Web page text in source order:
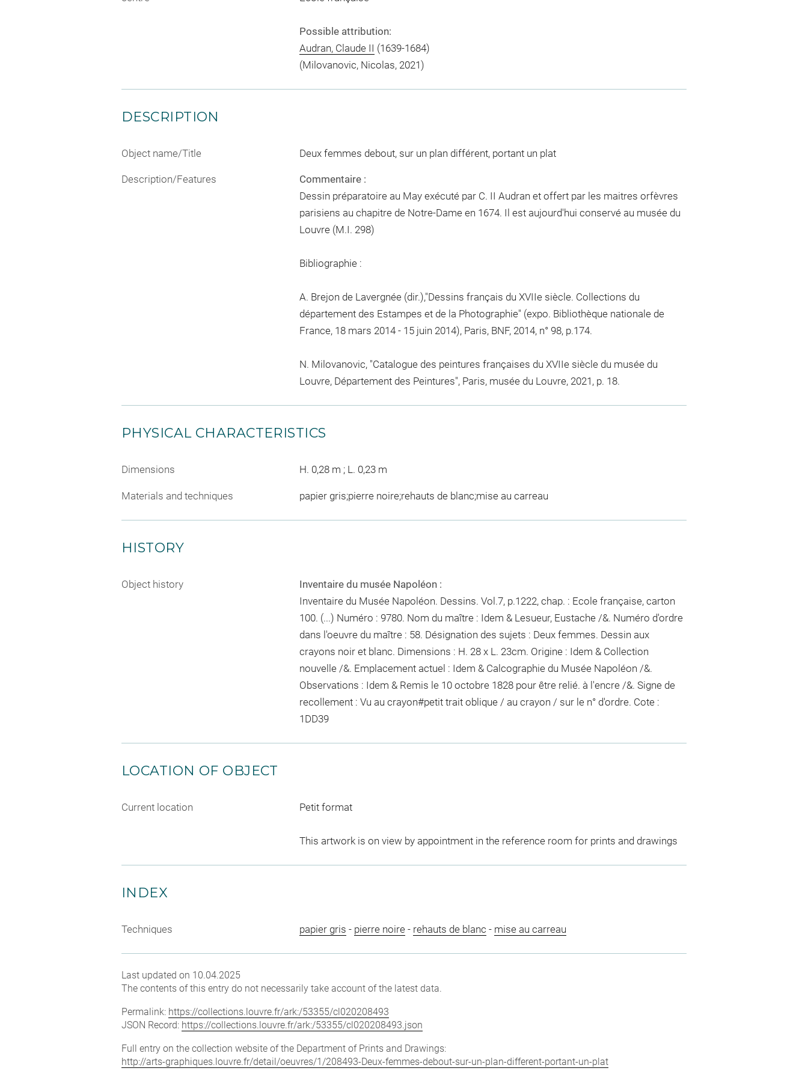
Possible attribution:
Audran, Claude II (1639-1684)
(Milovanovic, Nicolas, 2021)
DESCRIPTION
Object name/Title Deux femmes debout, sur un plan différent, portant un plat
Description/Features
Commentaire :
Dessin préparatoire au May exécuté par C. II Audran et offert par les maitres orfèvres
parisiens au chapitre de Notre-Dame en 1674. Il est aujourd'hui conservé au musée du
Louvre (M.I. 298)
Bibliographie :
A. Brejon de Lavergnée (dir.),"Dessins français du XVIIe siècle. Collections du
département des Estampes et de la Photographie" (expo. Bibliothèque nationale de
France, 18 mars 2014 - 15 juin 2014), Paris, BNF, 2014, n° 98, p.174.
N. Milovanovic, "Catalogue des peintures françaises du XVIIe siècle du musée du
Louvre, Département des Peintures", Paris, musée du Louvre, 2021, p. 18.
PHYSICAL CHARACTERISTICS
Dimensions H. 0,28 m ; L. 0,23 m
Materials and techniques papier gris;pierre noire;rehauts de blanc;mise au carreau
HISTORY
Object history
Inventaire du musée Napoléon :
Inventaire du Musée Napoléon. Dessins. Vol.7, p.1222, chap. : Ecole française, carton
100. (...) Numéro : 9780. Nom du maître : Idem & Lesueur, Eustache /&. Numéro d'ordre
dans l'oeuvre du maître : 58. Désignation des sujets : Deux femmes. Dessin aux
crayons noir et blanc. Dimensions : H. 28 x L. 23cm. Origine : Idem & Collection
nouvelle /&. Emplacement actuel : Idem & Calcographie du Musée Napoléon /&.
Observations : Idem & Remis le 10 octobre 1828 pour être relié. à l'encre/&. Signe de
recollement : Vu au crayon#petit trait oblique / au crayon / sur le n° d'ordre. Cote :
1DD39
LOCATION OF OBJECT
Current location Petit format
This artwork is on view by appointment in the reference room for prints and drawings
INDEX
Techniques papier gris - pierre noire- rehauts de blanc - mise au carreau
Last updated on 10.04.2025
The contents of this entry do not necessarily take account of the latest data.
Permalink: https://collections.louvre.fr/ark:/53355/cl020208493
JSON Record: https://collections.louvre.fr/ark:/53355/cl020208493.json
Full entry on the collection website of the Department of Prints and Drawings:
http://arts-graphiques.louvre.fr/detail/oeuvres/1/208493-Deux-femmes-debout-sur-un-plan-different-portant-un-plat